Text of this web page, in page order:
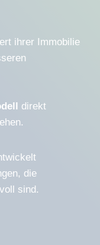
ihrer Immobilie
direkt
die
sind.